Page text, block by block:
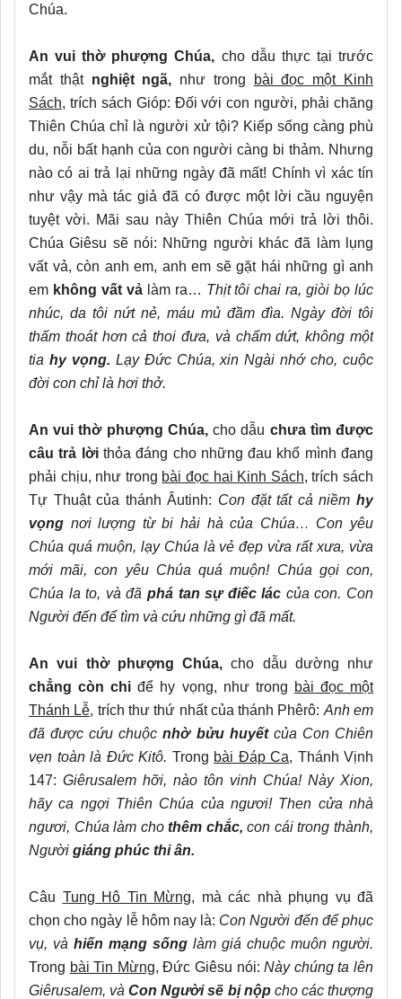
Chúa.
An vui thờ phượng Chúa, cho dẫu thực tại trước
mắt thật nghiệt ngã, như trong
bài đọc một Kinh
Sách, trích sách Gióp: Đối với con người, phải chăng
Thiên Chúa chỉ là người xử tội? Kiếp sống càng phù
du, nỗi bất hạnh của con người càng bi thảm. Nhưng
nào có ai trả lại những ngày đã mất! Chính vì xác tín
như vậy mà tác giả đã có được một lời cầu nguyện
tuyệt vời. Mãi sau này Thiên Chúa mới trả lời thôi.
Chúa Giêsu sẽ nói: Những người khác đã làm lụng
vất vả, còn anh em, anh em sẽ gặt hái những gì anh
em không vất vảlàm ra… Thịt tôi chai ra, giòi bọ lúc
nhúc, da tôi nứt nẻ, máu mủ đầm đìa. Ngày đời tôi
thấm thoát hơn cả thoi đưa, và chấm dứt, không một
tia hy vọng. Lạy Đức Chúa, xin Ngài nhớ cho, cuộc
đời con chỉ là hơi thở.
An vui thờ phượng Chúa,cho dẫu chưa tìm được
câu trả lờithỏa đáng cho những đau khổ mình đang
phải chịu, như trong bài đọc hai Kinh Sách, trích sách
Tự Thuật của thánh Âutinh: Con đặt tất cả niềm hy
vọng nơi lượng từ bi hải hà của Chúa… Con yêu
Chúa quá muộn, lạy Chúa là vẻ đẹp vừa rất xưa, vừa
mới mãi, con yêu Chúa quá muộn! Chúa gọi con,
Chúa la to, và đã phá tan sự điếc lác của con. Con
Người đến để tìm và cứu những gì đã mất.
An vui thờ phượng Chúa, cho dẫu dường như
chẳng còn chi để hy vọng, như trong bài đọc một
Thánh Lễ, trích thư thứ nhất của thánh Phêrô: Anh em
đã được cứu chuộcnhờ bửu huyếtcủa Con Chiên
vẹn toàn là Đức Kitô. Trong bài Đáp Ca, Thánh Vịnh
147: Giêrusalem hỡi, nào tôn vinh Chúa! Này Xion,
hãy ca ngợi Thiên Chúa của ngươi! Then cửa nhà
ngươi, Chúa làm chothêm chắc, con cái trong thành,
Người giáng phúc thi ân.
Câu Tung Hô Tin Mừng, mà các nhà phụng vụ đã
chọn cho ngày lễ hôm nay là: Con Người đến để phục
vụ, và hiến mạng sống làm giá chuộc muôn người.
Trong bài Tin Mừng, Đức Giêsu nói:Này chúng ta lên
Giêrusalem, vàCon Người sẽ bị nộpcho các thượng